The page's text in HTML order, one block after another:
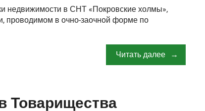
недвижимости в СНТ «Покровские холмы»,
проводимом в очно-заочной форме по
Читать далее
Товарищества